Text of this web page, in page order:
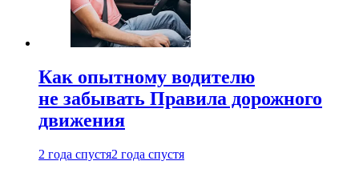
Как опытному водителю
не забывать Правила дорожного
движения
2 года спустя2 года спустя